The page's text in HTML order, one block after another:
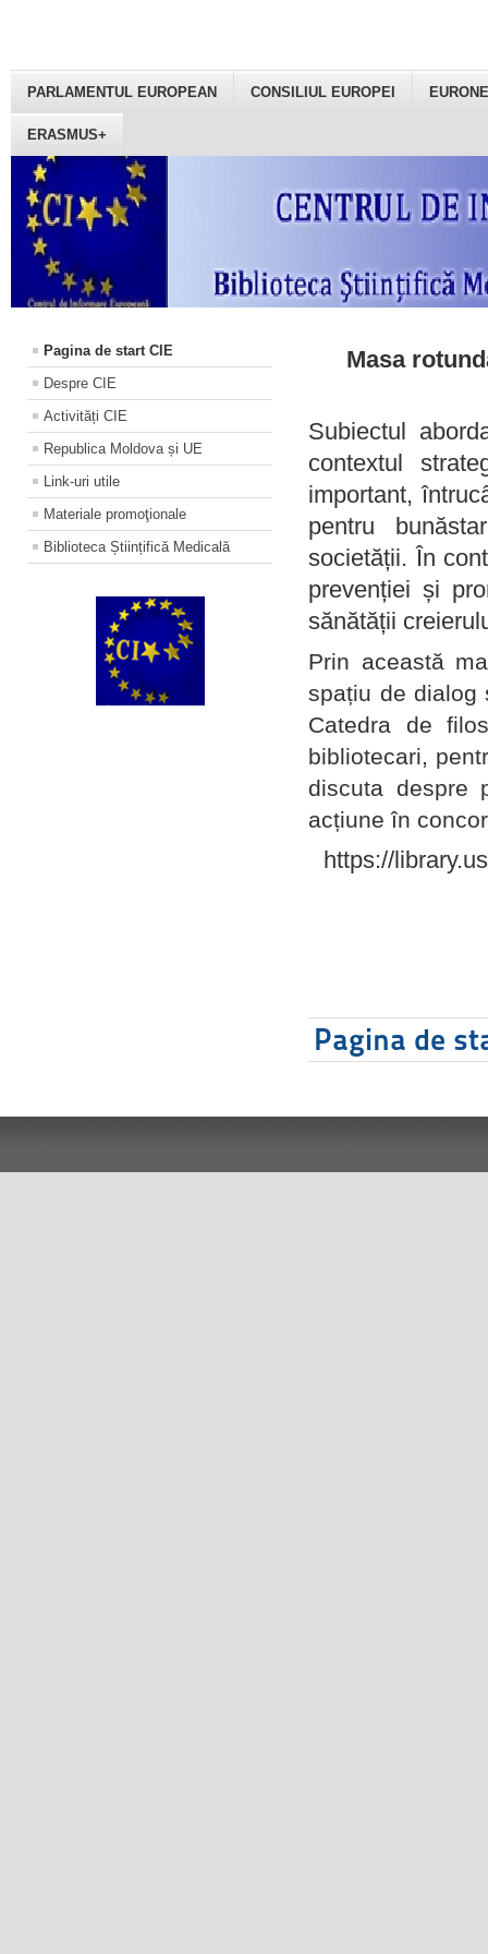
PARLAMENTUL EUROPEAN CONSILIUL EUROPEI
ERASMUS+
Pagina de start CIE
Despre CIE
Activități CIE
Republica Moldova și UE
Link-uri utile
Materiale promoţionale
Biblioteca Științifică Medicală
Masa
Subiectul
contextul
important,
pentru
societății. În
prevenției și
sănătății
Prin această
spațiu de dialog
Catedra de
bibliotecari,
discuta despre
acțiune în
https://
Pagina de